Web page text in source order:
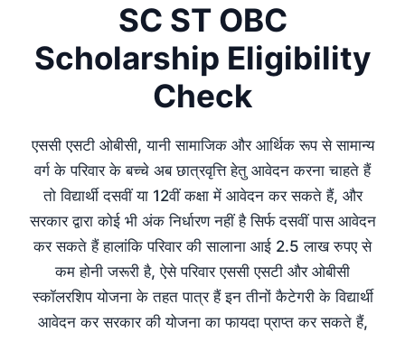
SC ST OBC
Scholarship Eligibility
Check
एससी एसटी ओबीसी, यानी सामाजिक और आर्थिक रूप से सामान्य
वर्ग के परिवार के बच्चे अब छात्रवृत्ति हेतु आवेदन करना चाहते हैं
तो विद्यार्थी दसवीं या 12वीं कक्षा में आवेदन कर सकते हैं, और
सरकार द्वारा कोई भी अंक निर्धारण नहीं है सिर्फ दसवीं पास आवेदन
कर सकते हैं हालांकि परिवार की सालाना आई 2.5 लाख रुपए से
कम होनी जरूरी है, ऐसे परिवार एससी एसटी और ओबीसी
स्कॉलरशिप योजना के तहत पात्र हैं इन तीनों कैटेगरी के विद्यार्थी
आवेदन कर सरकार की योजना का फायदा प्राप्त कर सकते हैं,